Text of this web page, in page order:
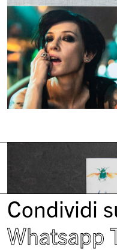
Condividi
Whatsapp